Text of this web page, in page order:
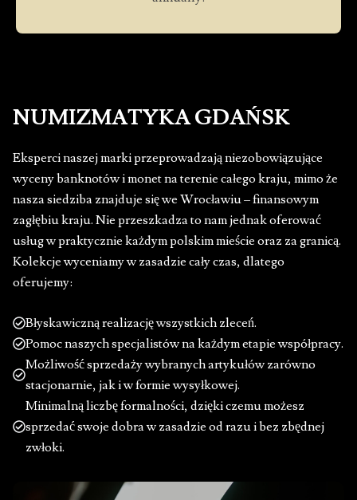
NUMIZMATYKA GDAŃSK
Eksperci naszej marki przeprowadzają niezobowiązujące
wyceny banknotów i monet na terenie całego kraju, mimo że
nasza siedziba znajduje się we Wrocławiu – finansowym
zagłębiu kraju. Nie przeszkadza to nam jednak oferować
usług w praktycznie każdym polskim mieście oraz za granicą.
Kolekcje wyceniamy w zasadzie cały czas, dlatego
oferujemy:
Błyskawiczną realizację wszystkich zleceń.
Pomoc naszych specjalistów na każdym etapie współpracy.
Możliwość sprzedaży wybranych artykułów zarówno
stacjonarnie, jak i w formie wysyłkowej.
Minimalną liczbę formalności, dzięki czemu możesz
sprzedać swoje dobra w zasadzie od razu i bez zbędnej
zwłoki.